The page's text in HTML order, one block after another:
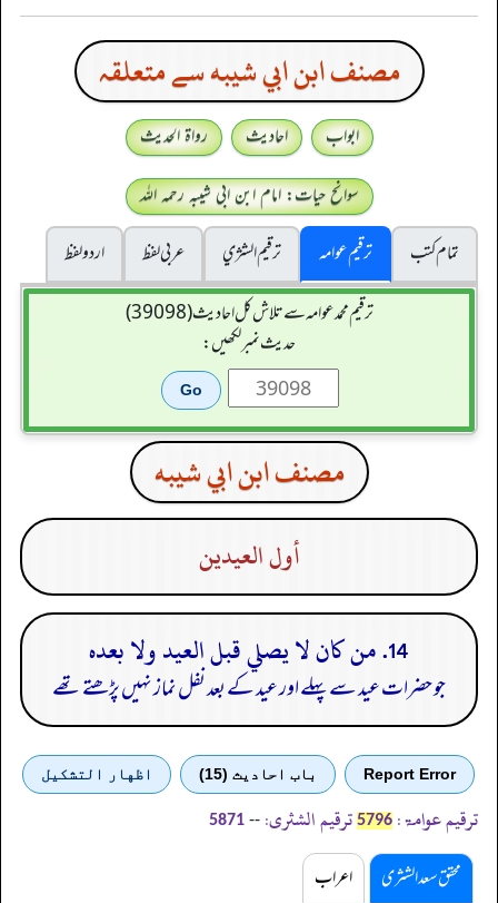
مصنف ابن ابي شيبه سے متعلقہ
ابواب احادیث
رواۃ الحدیث
سوانح حیات: امام ابن ابی شیبہ رحمہ اللہ
تمام کتب
ترقیم عوامہ ترقيم الشژي عربی لفظ
اردو لفظ
ترقیم محمدعوامہ سے تلاش کل احادیث (39098)
حدیث نمبر لکھیں:
مصنف ابن ابي شيبه
أول العيدين
14. من كان لا يصلي قبل العيد ولا بعده
جو حضرات عید سے پہلے اور عید کے بعد نفل نماز نہیں پڑھتے تھے
Report Error باب احادیث (15) اظهار التشكيل
ترقیم عوامۃ: 5796 ترقیم الشثری: --
5871
محقق سعد الشثری اعراب